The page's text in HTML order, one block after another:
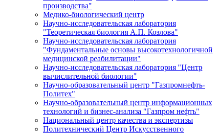
производства"
Медико-биологический центр
Научно-исследовательская лаборатория
"Теоретическая биология А.П. Козлова"
Научно-исследовательская лаборатория
"Фундаментальные основы высокотехнологичной
медицинской реабилитации"
Научно-исследовательская лаборатория "Центр
вычислительной биологии"
Научно-образовательный центр "Газпромнефть-
Политех"
Научно-образовательный центр информационных
технологий и бизнес-анализа "Газпром нефть"
Национальный центр качества и экспертизы
Политехнический Центр Искусственного